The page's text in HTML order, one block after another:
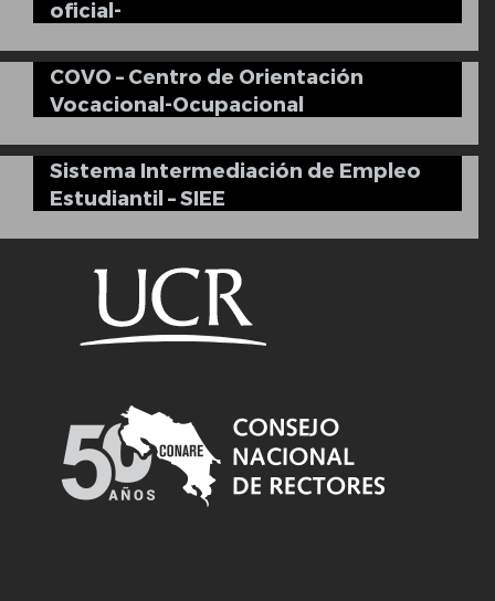
oficial-
COVO – Centro de Orientación
Vocacional-Ocupacional
Sistema Intermediación de Empleo
Estudiantil – SIEE